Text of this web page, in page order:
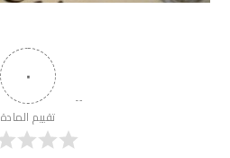
٠
تقييم المادة